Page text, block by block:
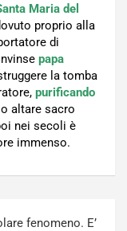
Maria del
proprio alla
di
papa
la tomba
purificando
altare sacro
nei secoli è
immenso.
fenomeno. E’